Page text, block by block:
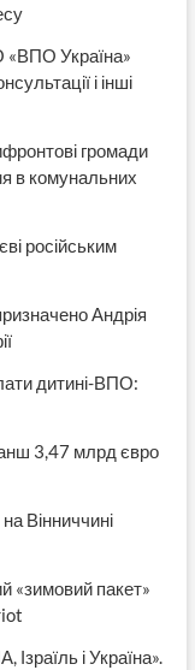
«ВПО Україна»
і інші
громади
в комунальних
російським
Андрія
дитині-ВПО:
3,47 млрд євро
Вінниччині
«зимовий пакет»
і Україна».